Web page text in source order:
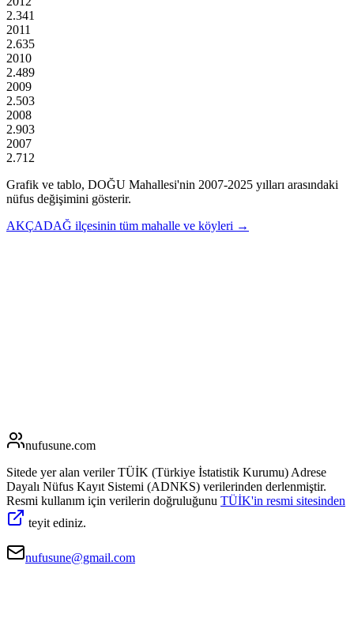
2.341
2011
2.635
2010
2.489
2009
2.503
2008
2.903
2007
2.712
Grafik ve tablo, DOĞU Mahallesi'nin 2007-2025 yılları arasındaki
nüfus değişimini gösterir.
AKÇADAĞ ilçesinin tüm mahalle ve köyleri →
nufusune.com
Sitede yer alan veriler TÜİK (Türkiye İstatistik Kurumu) Adrese
Dayalı Nüfus Kayıt Sistemi (ADNKS) verilerinden derlenmiştir.
Resmi kullanım için verilerin doğruluğunu TÜİK'in resmi sitesinden
teyit ediniz.
nufusune@gmail.com